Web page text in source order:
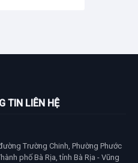
TIN LIÊN HỆ
Trường Chinh, Phường Phước
phố Bà Rịa, tỉnh Bà Rịa - Vũng